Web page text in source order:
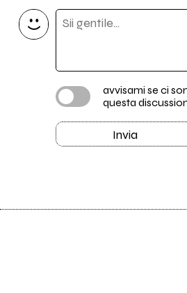
avvisami se ci
questa
Invia